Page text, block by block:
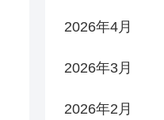
2026年4月
2026年3月
2026年2月